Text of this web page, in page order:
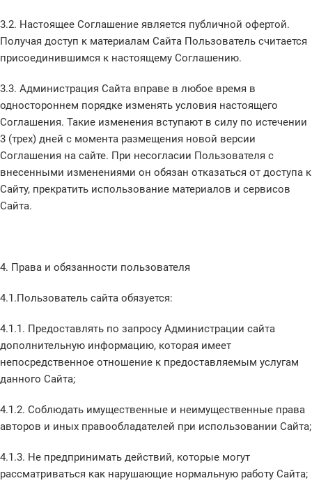
3.2. Настоящее Соглашение является публичной офертой.
Получая доступ к материалам Сайта Пользователь считается
присоединившимся к настоящему Соглашению.
3.3. Администрация Сайта вправе в любое время в
одностороннем порядке изменять условия настоящего
Соглашения. Такие изменения вступают в силу по истечении
3 (трех) дней с момента размещения новой версии
Соглашения на сайте. При несогласии Пользователя с
внесенными изменениями он обязан отказаться от доступа к
Сайту, прекратить использование материалов и сервисов
Сайта.
4. Права и обязанности пользователя
4.1.Пользователь сайта обязуется:
4.1.1. Предоставлять по запросу Администрации сайта
дополнительную информацию, которая имеет
непосредственное отношение к предоставляемым услугам
данного Сайта;
4.1.2. Соблюдать имущественные и неимущественные права
авторов и иных правообладателей при использовании Сайта;
4.1.3. Не предпринимать действий, которые могут
рассматриваться как нарушающие нормальную работу Сайта;